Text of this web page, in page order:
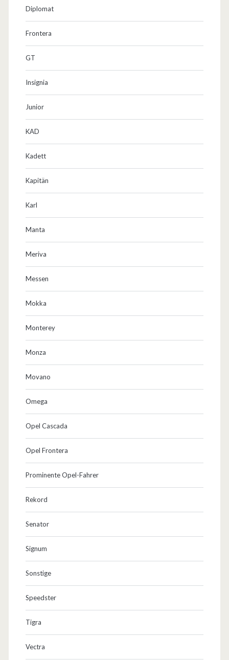
Diplomat
Frontera
GT
Insignia
Junior
KAD
Kadett
Kapitän
Karl
Manta
Meriva
Messen
Mokka
Monterey
Monza
Movano
Omega
Opel Cascada
Opel Frontera
Prominente Opel-Fahrer
Rekord
Senator
Signum
Sonstige
Speedster
Tigra
Vectra